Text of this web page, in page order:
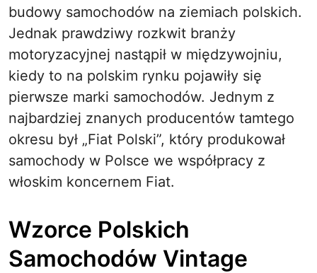
budowy samochodów na ziemiach polskich.
Jednak prawdziwy rozkwit branży
motoryzacyjnej nastąpił w międzywojniu,
kiedy to na polskim rynku pojawiły się
pierwsze marki samochodów. Jednym z
najbardziej znanych producentów tamtego
okresu był „Fiat Polski”, który produkował
samochody w Polsce we współpracy z
włoskim koncernem Fiat.
Wzorce Polskich
Samochodów Vintage